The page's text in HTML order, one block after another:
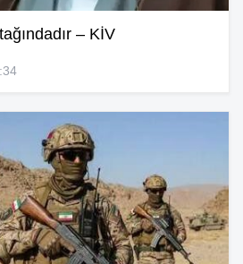
– KİV